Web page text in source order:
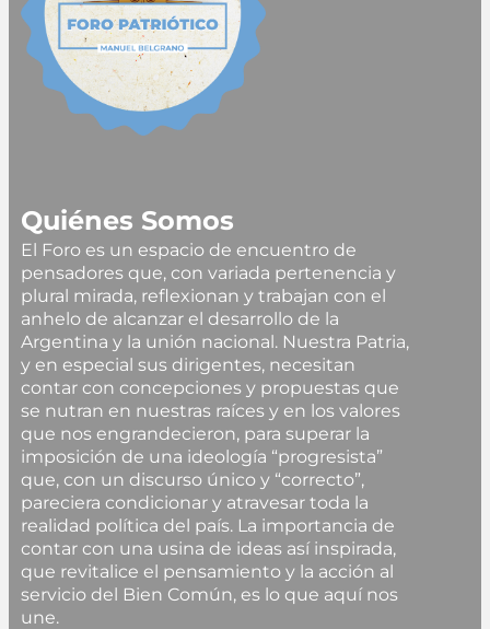
Quiénes Somos
El Foro es un espacio de encuentro de
pensadores que, con variada pertenencia y
plural mirada, reflexionan y trabajan con el
anhelo de alcanzar el desarrollo de la
Argentina y la unión nacional. Nuestra Patria,
y en especial sus dirigentes, necesitan
contar con concepciones y propuestas que
se nutran en nuestras raíces y en los valores
que nos engrandecieron, para superar la
imposición de una ideología “progresista”
que, con un discurso único y “correcto”,
pareciera condicionar y atravesar toda la
realidad política del país. La importancia de
contar con una usina de ideas así inspirada,
que revitalice el pensamiento y la acción al
servicio del Bien Común, es lo que aquí nos
une.